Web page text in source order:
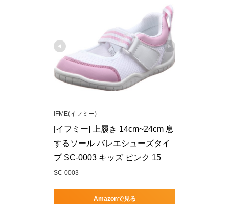
IFME(イフミー)
[イフミー] 上履き 14cm~24cm 息
するソール バレエシューズタイ
プ SC-0003 キッズ ピンク 15
SC-0003
Amazonで見る